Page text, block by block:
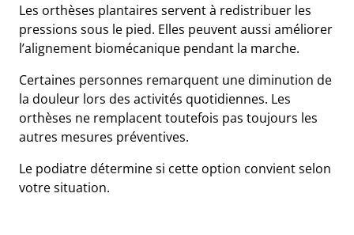
Les orthèses plantaires servent à redistribuer les
pressions sous le pied. Elles peuvent aussi améliorer
l’alignement biomécanique pendant la marche.
Certaines personnes remarquent une diminution de
la douleur lors des activités quotidiennes. Les
orthèses ne remplacent toutefois pas toujours les
autres mesures préventives.
Le podiatre détermine si cette option convient selon
votre situation.